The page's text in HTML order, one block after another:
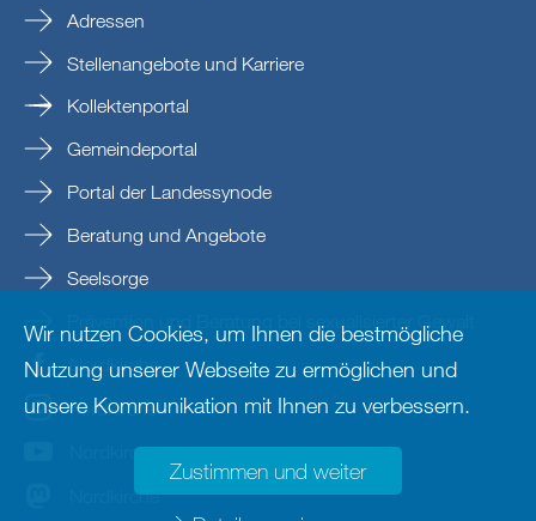
Adressen
Stellenangebote und Karriere
Kollektenportal
Gemeindeportal
Portal der Landessynode
Beratung und Angebote
Seelsorge
Prävention und Beratung bei sexualisierter Gewalt
Nordkirche
nordkirche
Nordkirche
Nordkirche
Wir nutzen Cookies, um Ihnen die bestmögliche
Nutzung unserer Webseite zu ermöglichen und
unsere Kommunikation mit Ihnen zu verbessern.
Zustimmen und weiter